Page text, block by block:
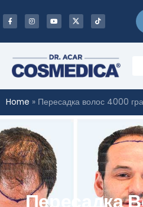
Home » Пересадка волос 4000
Пересадка